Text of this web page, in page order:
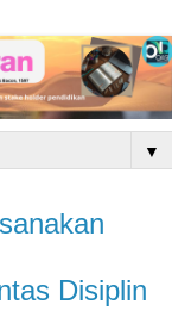
▼
Disiplin